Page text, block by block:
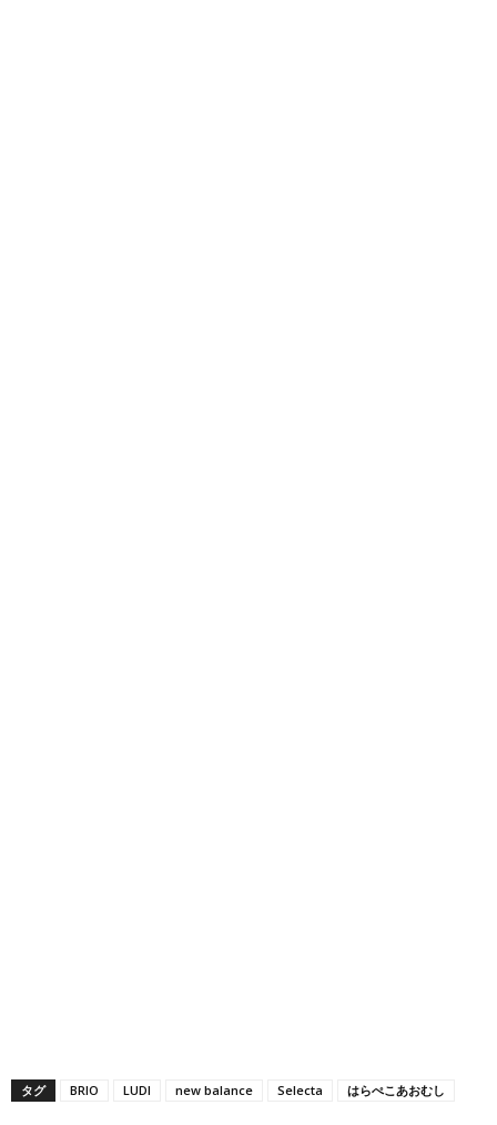
タグ BRIO LUDI new balance Selecta はらぺこあおむし